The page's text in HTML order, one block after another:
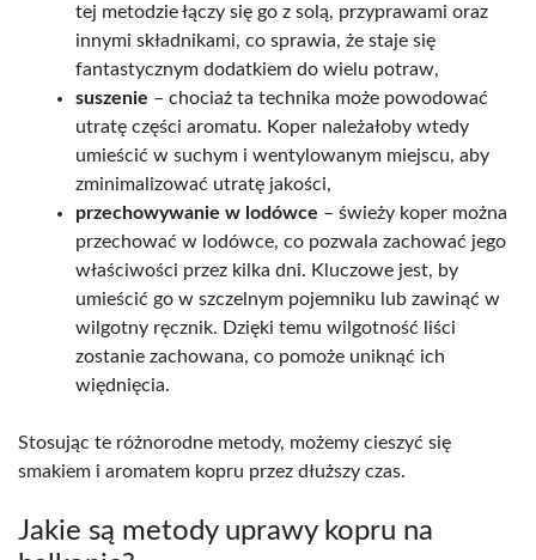
tej metodzie łączy się go z solą, przyprawami oraz
innymi składnikami, co sprawia, że staje się
fantastycznym dodatkiem do wielu potraw,
suszenie – chociaż ta technika może powodować
utratę części aromatu. Koper należałoby wtedy
umieścić w suchym i wentylowanym miejscu, aby
zminimalizować utratę jakości,
przechowywanie w lodówce – świeży koper można
przechować w lodówce, co pozwala zachować jego
właściwości przez kilka dni. Kluczowe jest, by
umieścić go w szczelnym pojemniku lub zawinąć w
wilgotny ręcznik. Dzięki temu wilgotność liści
zostanie zachowana, co pomoże uniknąć ich
więdnięcia.
Stosując te różnorodne metody, możemy cieszyć się
smakiem i aromatem kopru przez dłuższy czas.
Jakie są metody uprawy kopru na